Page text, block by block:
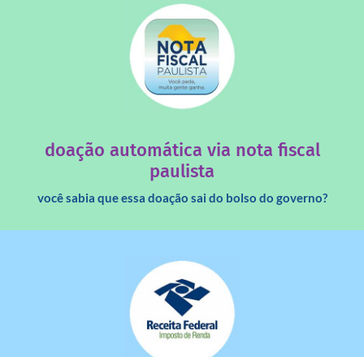
doação automática via nota fiscal
paulista
você sabia que essa doação sai do bolso do governo?
saiba mais
saiba mais